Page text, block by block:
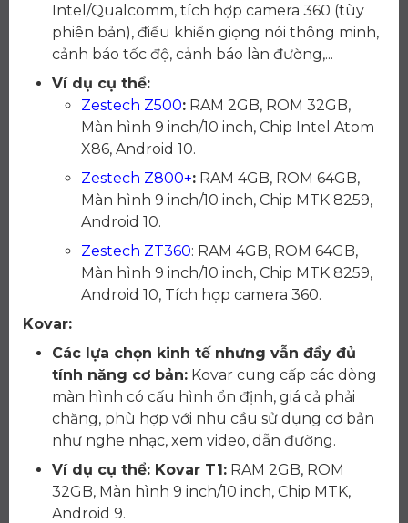
Intel/Qualcomm, tích hợp camera 360 (tùy
phiên bản), điều khiển giọng nói thông minh,
cảnh báo tốc độ, cảnh báo làn đường,...
Ví dụ cụ thể:
Zestech Z500: RAM 2GB, ROM 32GB,
Màn hình 9 inch/10 inch, Chip Intel Atom
X86, Android 10.
Zestech Z800+: RAM 4GB, ROM 64GB,
Màn hình 9 inch/10 inch, Chip MTK 8259,
Android 10.
Zestech ZT360: RAM 4GB, ROM 64GB,
Màn hình 9 inch/10 inch, Chip MTK 8259,
Android 10, Tích hợp camera 360.
Kovar:
Các lựa chọn kinh tế nhưng vẫn đầy đủ
tính năng cơ bản: Kovar cung cấp các dòng
màn hình có cấu hình ổn định, giá cả phải
chăng, phù hợp với nhu cầu sử dụng cơ bản
như nghe nhạc, xem video, dẫn đường.
Ví dụ cụ thể: Kovar T1: RAM 2GB, ROM
32GB, Màn hình 9 inch/10 inch, Chip MTK,
Android 9.